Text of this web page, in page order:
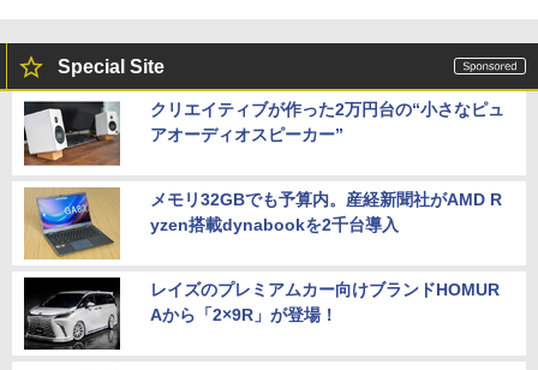
【1500円OFFクーポン】【テンキー&Wi
oft Office付き Windows11 Lenovo Thi
nkpad L580 中古ノートパソコン PC パ
ソコン 中古ノートPC 中古PC SSD1TB
￥21,800
NEC Mate ML-D 単体 Windows11 64bit
HDMI Core i5 12400 メモリー16GB 高
速SSD256GB+HDD500GB DVDマルチ
デスクトップパソコン【中古】【30日保
証】20007027
5
【楽天1位!1,600円OFFクーポン 8/4 20:
00-8/11 01:59】Xiaomi Monitor A24i 20
26 ディスプレイ 1080P 23.8インチ 144
画面 TÜV認証 目にやさしい 調整可能な
スタンド VESA
Special Site
クリエイティブが作った2万円台の“小さなピュ
アオーディオスピーカー”
メモリ32GBでも予算内。産経新聞社がAMD R
yzen搭載dynabookを2千台導入
レイズのプレミアムカー向けブランドHOMUR
Aから「2×9R」が登場！